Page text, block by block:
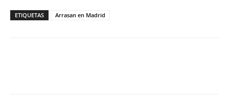
ETIQUETAS Arrasan en Madrid